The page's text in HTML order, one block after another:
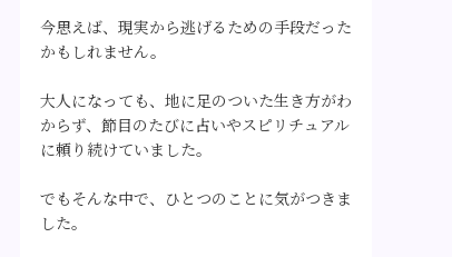
今思えば、現実から逃げるための手段だった
かもしれません。
大人になっても、地に足のついた生き方がわ
からず、節目のたびに占いやスピリチュアル
に頼り続けていました。
でもそんな中で、ひとつのことに気がつきま
した。